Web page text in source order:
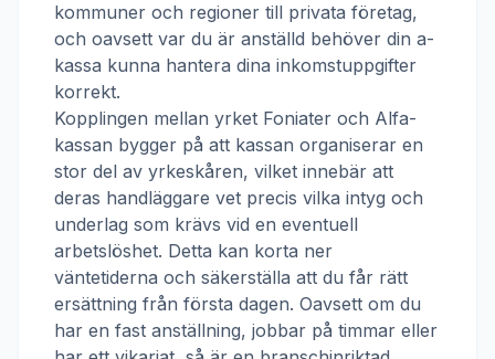
kommuner och regioner till privata företag,
och oavsett var du är anställd behöver din a-
kassa kunna hantera dina inkomstuppgifter
korrekt.
Kopplingen mellan yrket Foniater och Alfa-
kassan bygger på att kassan organiserar en
stor del av yrkeskåren, vilket innebär att
deras handläggare vet precis vilka intyg och
underlag som krävs vid en eventuell
arbetslöshet. Detta kan korta ner
väntetiderna och säkerställa att du får rätt
ersättning från första dagen. Oavsett om du
har en fast anställning, jobbar på timmar eller